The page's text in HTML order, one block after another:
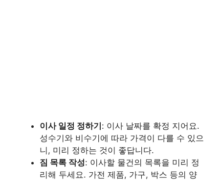
이사 일정 정하기 : 이사 날짜를 확정 지어요.
성수기와 비수기에 따라 가격이 다를 수 있으
니, 미리 정하는 것이 좋답니다.
짐 목록 작성: 이사할 물건의 목록을 미리 정
리해 두세요. 가전 제품, 가구, 박스 등의 양